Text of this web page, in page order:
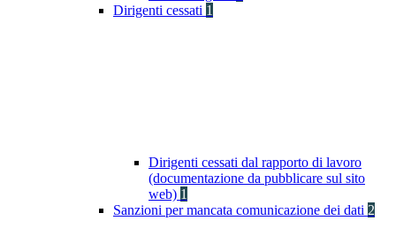
Dirigenti cessati 1
Dirigenti cessati dal rapporto di lavoro
(documentazione da pubblicare sul sito
web) 1
Sanzioni per mancata comunicazione dei dati 2